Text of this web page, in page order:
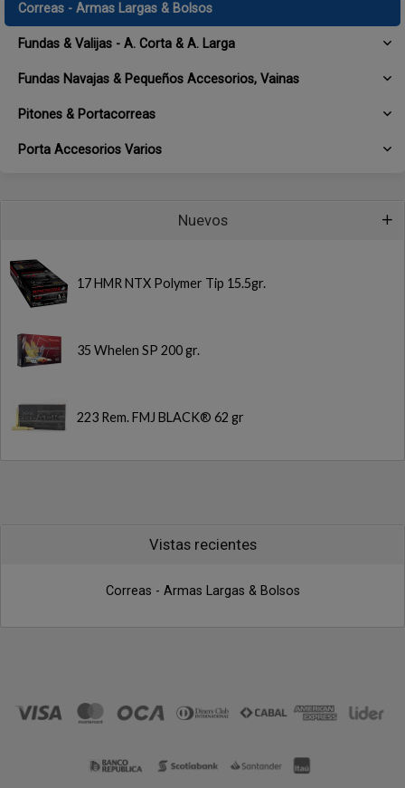
Correas - Armas Largas & Bolsos
Fundas & Valijas - A. Corta & A. Larga
Fundas Navajas & Pequeños Accesorios, Vainas
Pitones & Portacorreas
Porta Accesorios Varios
Nuevos
17 HMR NTX Polymer Tip 15.5gr.
35 Whelen SP 200 gr.
223 Rem. FMJ BLACK® 62 gr
Vistas recientes
Correas - Armas Largas & Bolsos